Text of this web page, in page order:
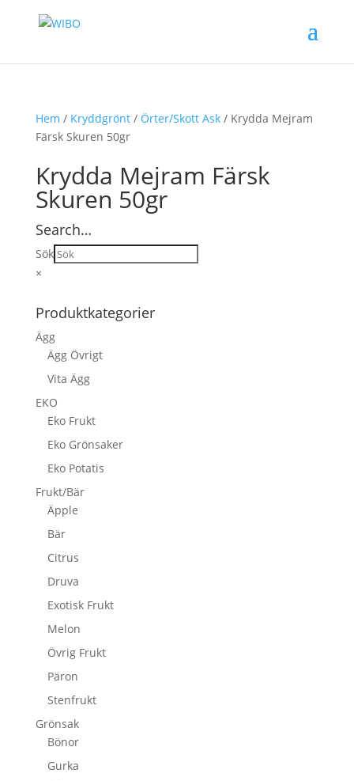
Hem / Kryddgrönt/ Örter/Skott Ask/ Krydda Mejram
Färsk Skuren 50gr
Krydda Mejram Färsk
Skuren 50gr
Search…
Sök
×
Produktkategorier
Ägg
Ägg Övrigt
Vita Ägg
EKO
Eko Frukt
Eko Grönsaker
Eko Potatis
Frukt/Bär
Äpple
Bär
Citrus
Druva
Exotisk Frukt
Melon
Övrig Frukt
Päron
Stenfrukt
Grönsak
Bönor
Gurka